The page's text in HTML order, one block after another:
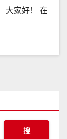
大家好！ 在
搜